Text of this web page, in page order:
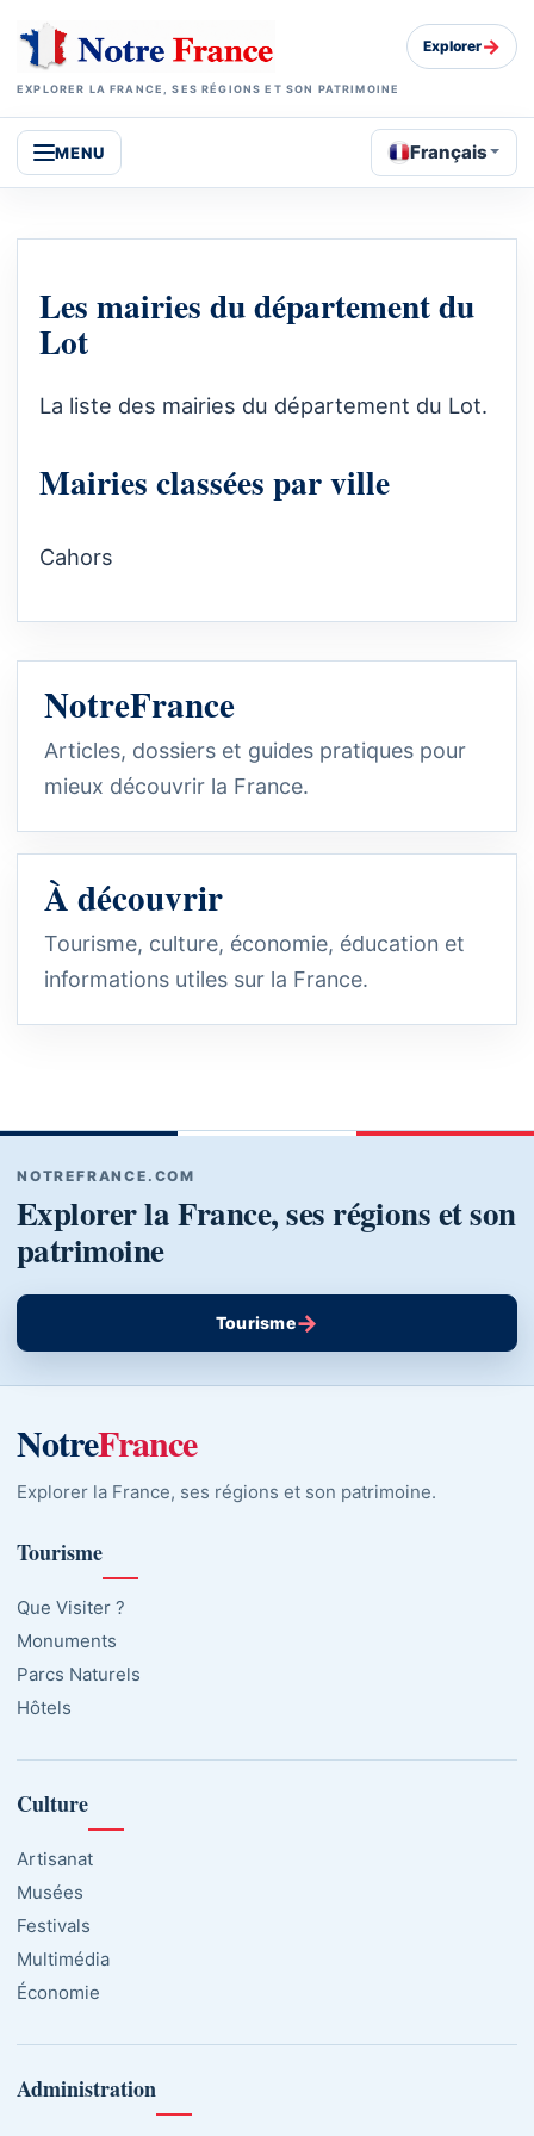
EXPLORER LA FRANCE, SES RÉGIONS ET SON PATRIMOINE
Explorer→
MENU Français
Les mairies du département du
Lot
La liste des mairies du département du Lot.
Mairies classées par ville
Cahors
NotreFrance
Articles, dossiers et guides pratiques pour
mieux découvrir la France.
À découvrir
Tourisme, culture, économie, éducation et
informations utiles sur la France.
NOTREFRANCE.COM
Explorer la France, ses régions et son
patrimoine
Tourisme→
NotreFrance
Explorer la France, ses régions et son patrimoine.
Tourisme
Que Visiter ?
Monuments
Parcs Naturels
Hôtels
Culture
Artisanat
Musées
Festivals
Multimédia
Économie
Administration